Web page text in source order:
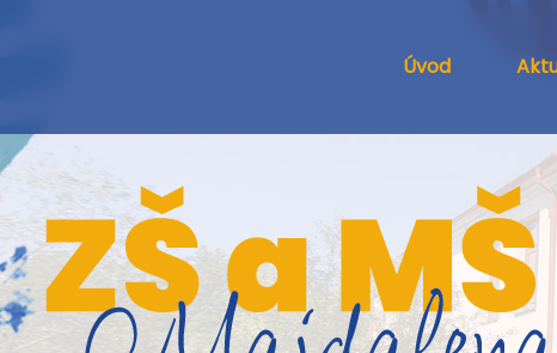
Úvod